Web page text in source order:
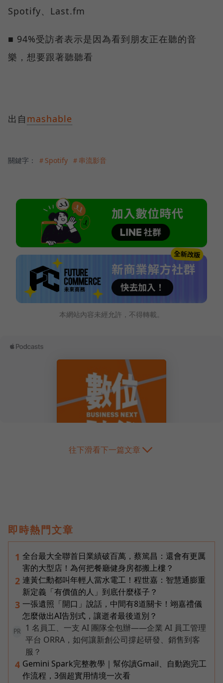
Spotify、Last.fm
■ 94%受訪者表示是因為看到朋友正在聽的音
樂，想要跟著聽聽看
出自 mashable
關鍵字： ＃Spotify ＃串流影音
本網站內容未經允許，不得轉載。
往下滑看下一篇文章
即時熱門文章
1 全台最大全聯首日業績破百萬，蔡篤昌：還會有更厲
害的大型店！為何把餐廳健身房都搬上樓？
2 連黃仁勳都叫年輕人當水電工！程世嘉：智慧通膨重
新定義「有價值的人」到底什麼樣子？
3 一張遺照「開口」說話，中間有8道關卡！翊嘉禮儀
怎麼做出AI告別式，讓逝者最後道別？
PR
1 名員工、一支 AI 團隊全包辦——企業 AI 員工管理
平台 ORRA，如何讓新創公司撐起研發、銷售到客
服？
4 Gemini Spark完整教學｜幫你讀Gmail、自動跑完工
作流程，3個超實用情境一次看